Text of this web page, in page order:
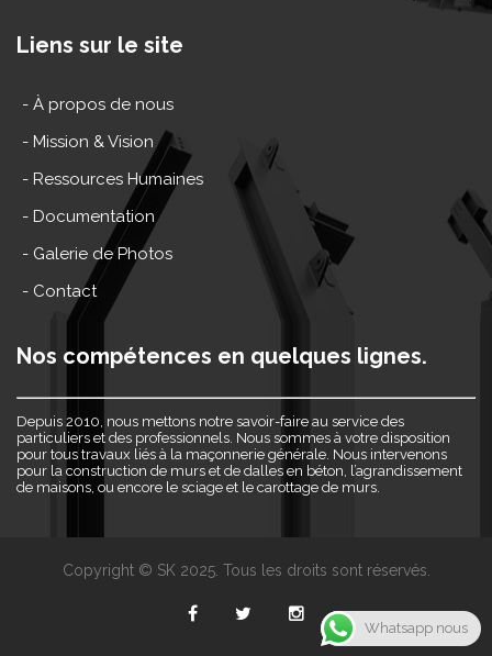
Liens sur le site
- À propos de nous
- Mission & Vision
- Ressources Humaines
- Documentation
- Galerie de Photos
- Contact
Nos compétences en quelques lignes.
Depuis 2010, nous mettons notre savoir-faire au service des
particuliers et des professionnels. Nous sommes à votre disposition
pour tous travaux liés à la maçonnerie générale. Nous intervenons
pour la construction de murs et de dalles en béton, l’agrandissement
de maisons, ou encore le sciage et le carottage de murs.
Copyright © SK 2025. Tous les droits sont réservés.
Whatsapp nous